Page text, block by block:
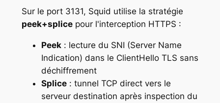
Sur le port 3131, Squid utilise la stratégie
peek+splicepour l'interception HTTPS :
Peek: lecture du SNI (Server Name
Indication) dans le ClientHello TLS sans
déchiffrement
Splice: tunnel TCP direct vers le
serveur destination après inspection du